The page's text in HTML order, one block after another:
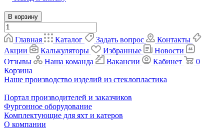
В корзину
Главная Каталог Задать вопрос
Контакты
Акции
Калькуляторы Избранные
Новости
Отзывы
Наша команда Вакансии Кабинет
0
Корзина
Наше производство изделий из стеклопластика
Портал производителей и заказчиков
Фургонное оборудование
Комплектующие для яхт и катеров
О компании